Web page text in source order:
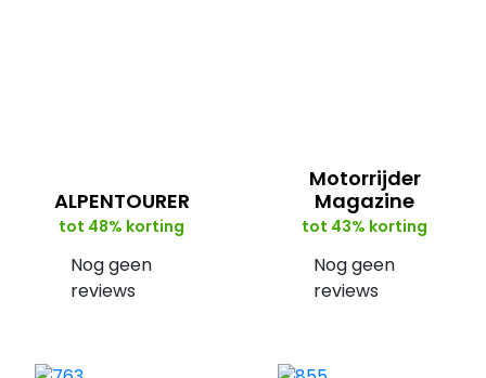
ALPENTOURER
tot 48% korting
Nog geen
reviews
Motorrijder
Magazine
tot 43% korting
Nog geen
reviews